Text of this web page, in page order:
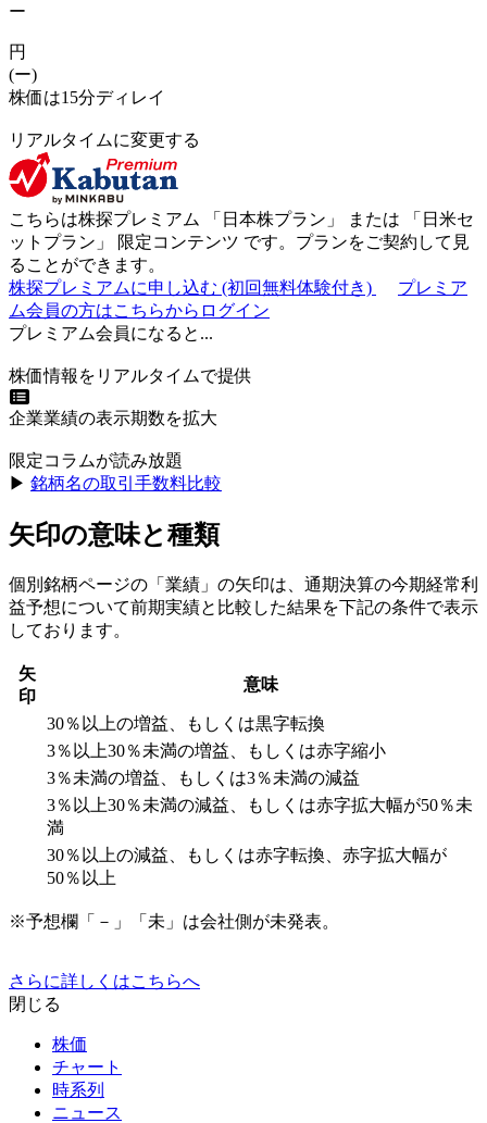
ー
円
(ー)
株価は15分ディレイ
リアルタイムに変更する
こちらは株探プレミアム 「 日本株プラン 」 または 「 日米セ
ットプラン 」 限定コンテンツ です。プランをご契約して見
ることができます。
株探プレミアムに申し込む (初回無料体験付き)
プレミア
ム会員の方はこちらからログイン
プレミアム会員になると...
株価情報をリアルタイムで提供
企業業績の表示期数を拡大
限定コラムが読み放題
▶︎ 銘柄名の取引手数料比較
矢印の意味と種類
個別銘柄ページの「業績」の矢印は、通期決算の今期経常利
益予想について前期実績と比較した結果を下記の条件で表示
しております。
矢
印
意味
30％以上の増益、もしくは黒字転換
3％以上30％未満の増益、もしくは赤字縮小
3％未満の増益、もしくは3％未満の減益
3％以上30％未満の減益、もしくは赤字拡大幅が50％未
満
30％以上の減益、もしくは赤字転換、赤字拡大幅が
50％以上
※予想欄「－」「未」は会社側が未発表。
さらに詳しくはこちらへ
閉じる
株価
チャート
時系列
ニュース